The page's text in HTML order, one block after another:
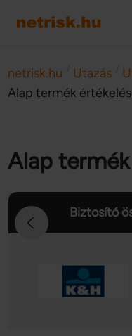
netrisk.hu Utazás
Alap termék
Alap
Biztosító